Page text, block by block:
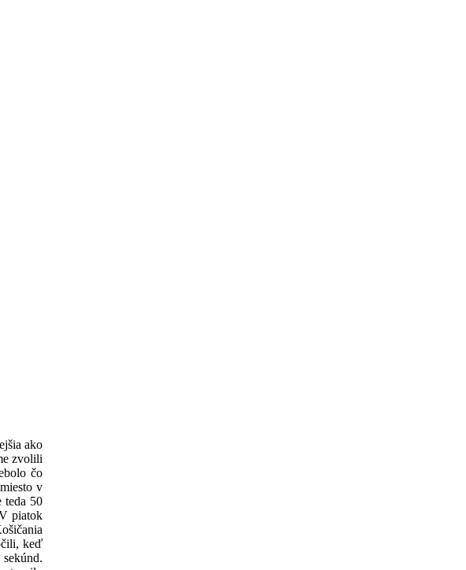
ako
zvolili
čo
v
teda 50
piatok
keď